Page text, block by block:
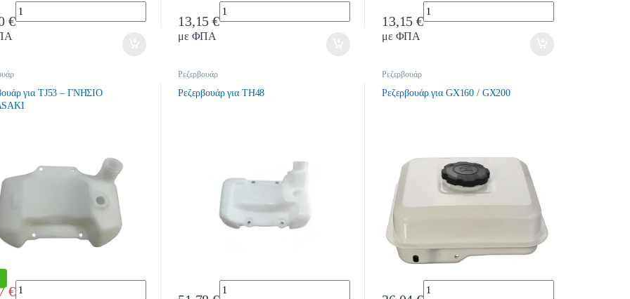
€
Quantity
13,15€
με ΦΠΑ
Quantity
13,15€
με ΦΠΑ
Quantity
για TJ53 – ΓΝΗΣΙΟ
€Quantity
Ρεζερβουάρ
Ρεζερβουάρ για TH48
Quantity
Ρεζερβουάρ
Ρεζερβουάρ για GX160 / GX200
Quantity